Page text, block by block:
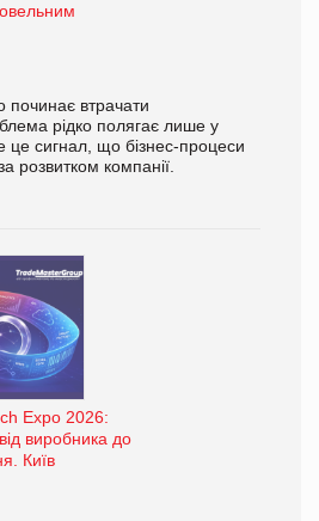
починає втрачати
рідко полягає лише у
це сигнал, що бізнес-процеси
розвитком компанії.
Expo 2026:
виробника до
Київ